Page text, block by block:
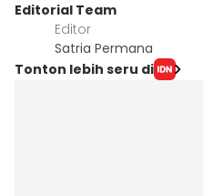
Editorial Team
Editor
Satria Permana
Tonton lebih seru di